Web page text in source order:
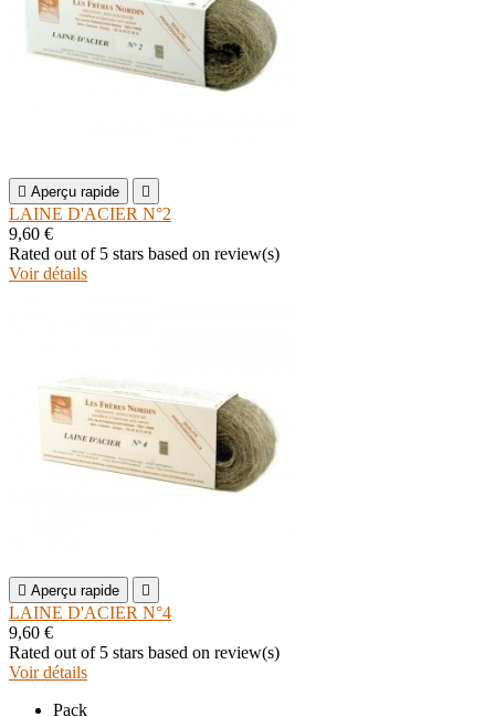
 Aperçu rapide 
LAINE D'ACIER N°2
9,60 €
Rated out of 5 stars based on review(s)
Voir détails
 Aperçu rapide 
LAINE D'ACIER N°4
9,60 €
Rated out of 5 stars based on review(s)
Voir détails
Pack